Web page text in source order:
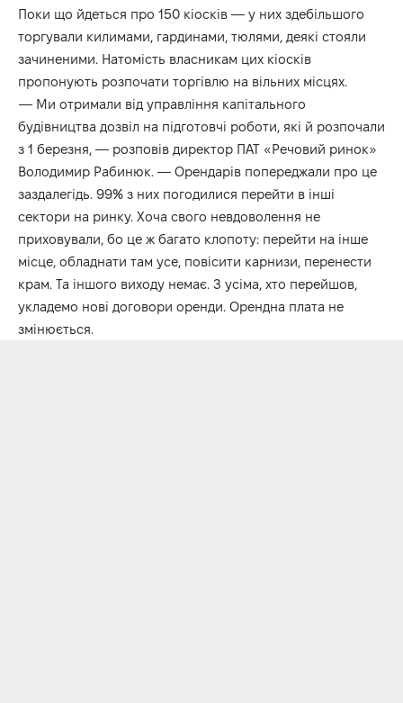
Поки що йдеться про 150 кіосків — у них здебільшого
торгували килимами, гардинами, тюлями, деякі стояли
зачиненими. Натомість власникам цих кіосків
пропонують розпочати торгівлю на вільних місцях.
— Ми отримали від управління капітального
будівництва дозвіл на підготовчі роботи, які й розпочали
з 1 березня, — розповів директор ПАТ «Речовий ринок»
Володимир Рабинюк. — Орендарів попереджали про це
заздалегідь. 99% з них погодилися перейти в інші
сектори на ринку. Хоча свого невдоволення не
приховували, бо це ж багато клопоту: перейти на інше
місце, обладнати там усе, повісити карнизи, перенести
крам. Та іншого виходу немає. З усіма, хто перейшов,
укладемо нові договори оренди. Орендна плата не
змінюється.